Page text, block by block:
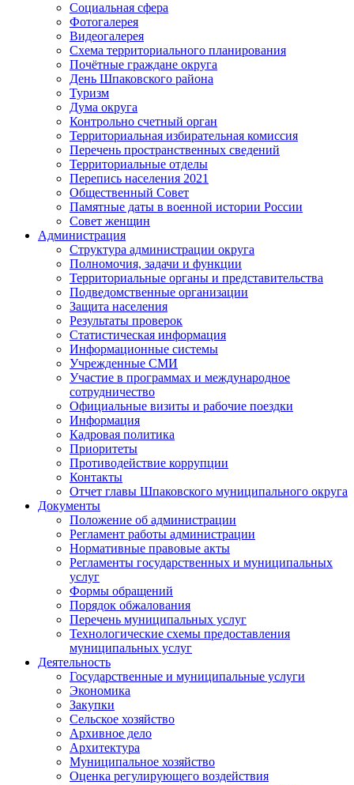
Социальная сфера
Фотогалерея
Видеогалерея
Схема территориального планирования
Почётные граждане округа
День Шпаковского района
Туризм
Дума округа
Контрольно счетный орган
Территориальная избирательная комиссия
Перечень пространственных сведений
Территориальные отделы
Перепись населения 2021
Общественный Совет
Памятные даты в военной истории России
Совет женщин
Администрация
Структура администрации округа
Полномочия, задачи и функции
Территориальные органы и представительства
Подведомственные организации
Защита населения
Результаты проверок
Статистическая информация
Информационные системы
Учрежденные СМИ
Участие в программах и международное
сотрудничество
Официальные визиты и рабочие поездки
Информация
Кадровая политика
Приоритеты
Противодействие коррупции
Контакты
Отчет главы Шпаковского муниципального округа
Документы
Положение об администрации
Регламент работы администрации
Нормативные правовые акты
Регламенты государственных и муниципальных
услуг
Формы обращений
Порядок обжалования
Перечень муниципальных услуг
Технологические схемы предоставления
муниципальных услуг
Деятельность
Государственные и муниципальные услуги
Экономика
Закупки
Сельское хозяйство
Архивное дело
Архитектура
Муниципальное хозяйство
Оценка регулирующего воздействия